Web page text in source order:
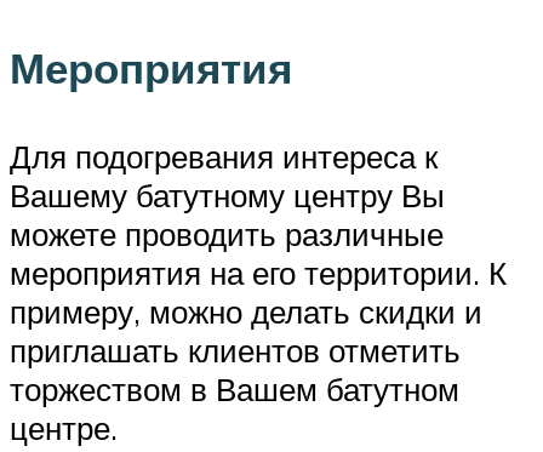
Мероприятия
Для подогревания интереса к
Вашему батутному центру Вы
можете проводить различные
мероприятия на его территории. К
примеру, можно делать скидки и
приглашать клиентов отметить
торжеством в Вашем батутном
центре.